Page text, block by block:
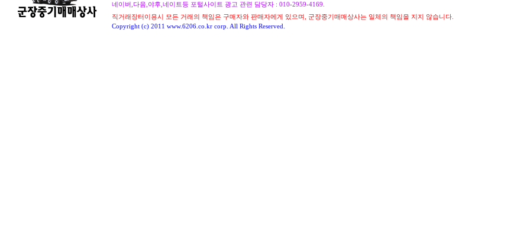
네이버,다음,야후,네이트등 포털사이트 광고 관련 담당자 : 010-2959-4169.
직거래장터이용시 모든 거래의 책임은 구매자와 판매자에게 있으며, 군장중기매매상사는 일체의 책임을 지지 않습니다.
Copyright (c) 2011 www.6206.co.kr corp. All Rights Reserved.